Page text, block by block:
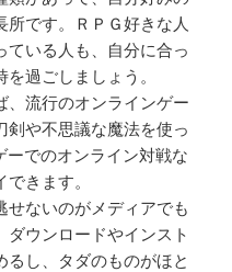
です。ＲＰＧ好きな人
ている人も、自分に合っ
過ごしましょう。
、流行のオンラインゲー
剣や不思議な魔法を使っ
ーでのオンライン対戦な
きます。
せないのがメディアでも
ウンロードやインスト
し、タダのものがほと